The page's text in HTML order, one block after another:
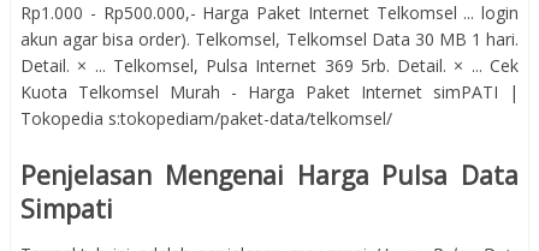
Rp1.000 - Rp500.000,- Harga Paket Internet Telkomsel ... login
akun agar bisa order). Telkomsel, Telkomsel Data 30 MB 1 hari.
Detail. × ... Telkomsel, Pulsa Internet 369 5rb. Detail. × ... Cek
Kuota Telkomsel Murah - Harga Paket Internet simPATI |
Tokopedia s:tokopediam/paket-data/telkomsel/
Penjelasan Mengenai Harga Pulsa Data
Simpati